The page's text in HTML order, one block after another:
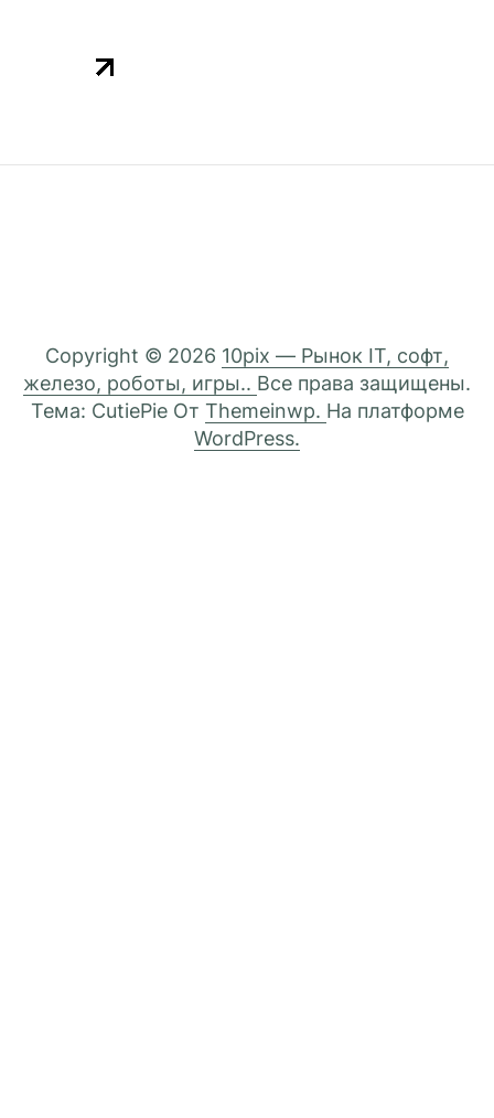
Copyright © 2026 10pix — Рынок IT, софт,
железо, роботы, игры.. Все права защищены.
Тема: CutiePie От Themeinwp. На платформе
WordPress.